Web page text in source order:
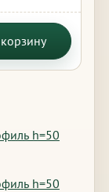
h=50
h=50